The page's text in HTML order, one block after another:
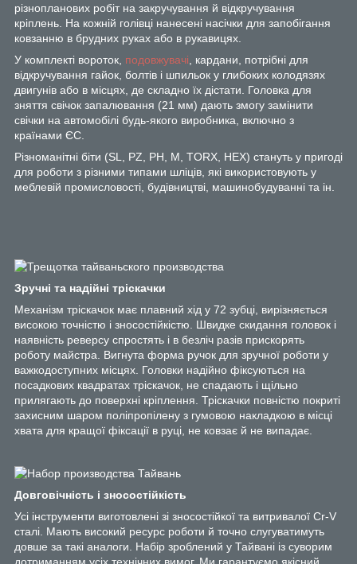
різнопланових робіт на закручування й відкручування
кріплень. На кожній голівці нанесені насічки для запобігання
ковзанню в брудних руках або в рукавицях.
У комплекті вороток, подовжувачі , кардани, потрібні для
відкручування гайок, болтів і шпильок у глибоких колодязях
двигунів або в місцях, де складно їх дістати. Головка для
зняття свічок запалювання (21 мм) дають змогу замінити
свічки на автомобілі будь-якого виробника, включно з
країнами ЄС.
Різноманітні біти (SL, PZ, PH, M, TORX, HEX) стануть у пригоді
для роботи з різними типами шліців, які використовують у
меблевій промисловості, будівництві, машинобудуванні та ін.
Зручні та надійні тріскачки
Механізм тріскачок має плавний хід у 72 зубці, вирізняється
високою точністю і зносостійкістю. Швидке скидання головок і
наявність реверсу спростять і в безліч разів прискорять
роботу майстра. Вигнута форма ручок для зручної роботи у
важкодоступних місцях. Головки надійно фіксуються на
посадкових квадратах тріскачок, не спадають і щільно
прилягають до поверхні кріплення. Тріскачки повністю покриті
захисним шаром поліпропілену з гумовою накладкою в місці
хвата для кращої фіксації в руці, не ковзає й не випадає.
Довговічність і зносостійкість
Усі інструменти виготовлені зі зносостійкої та витривалої Cr-V
сталі. Мають високий ресурс роботи й точно слугуватимуть
довше за такі аналоги. Набір зроблений у Тайвані із суворим
дотриманням усіх технічних вимог. Ми гарантуємо якісний